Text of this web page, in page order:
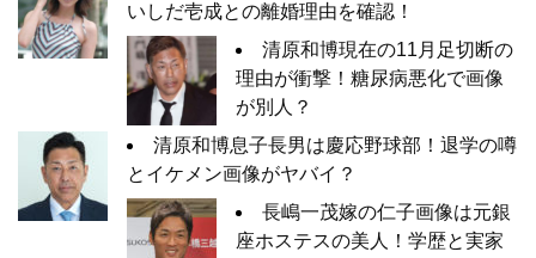
いしだ壱成との離婚理由を確認！
清原和博現在の11月足切断の
理由が衝撃！糖尿病悪化で画像
が別人？
清原和博息子長男は慶応野球部！退学の噂
とイケメン画像がヤバイ？
長嶋一茂嫁の仁子画像は元銀
座ホステスの美人！学歴と実家